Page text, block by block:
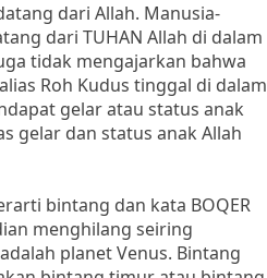
dari Allah. Manusia-
dari TUHAN Allah di dalam
tidak mengajarkan bahwa
Roh Kudus tinggal di dalam
gelar atau status anak
gelar dan status anak Allah
bintang dan kata BOQER
menghilang seiring
planet Venus. Bintang